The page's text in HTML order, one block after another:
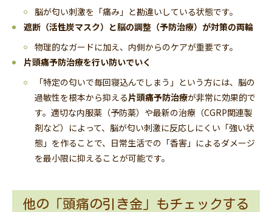
脳が匂い刺激を「痛み」と勘違いしている状態です。
遮断（活性炭マスク）と脳の調整（予防治療）が対策の両輪
物理的なガードに加え、内側からのケアが重要です。
片頭痛予防治療を行い防いでいく
「特定の匂いで毎回寝込んでしまう」という方には、脳の
過敏性を根本から抑える片頭痛予防治療が非常に効果的で
す。適切な内服薬（予防薬）や最新の治療（CGRP関連製
剤など）によって、脳が匂い刺激に反応しにくい「強い状
態」を作ることで、日常生活での「香害」によるダメージ
を最小限に抑えることが可能です。
他の「頭痛の引き金」もチェックする